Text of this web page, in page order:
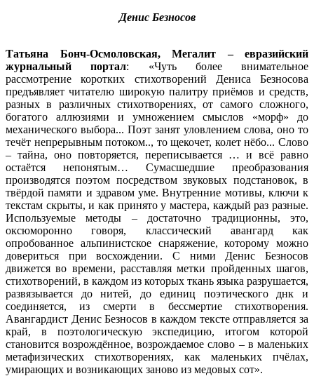
Денис Безносов
Татьяна Бонч-Осмоловская, Мегалит – евразийский
журнальный портал: «Чуть более внимательное
рассмотрение коротких стихотворений Дениса Безносова
предъявляет читателю широкую палитру приёмов и средств,
разных в различных стихотворениях, от самого сложного,
богатого аллюзиями и умножением смыслов «морф» до
механического выбора... Поэт занят уловлением слова, оно то
течёт непрерывным потоком.., то щекочет, колет нёбо... Слово
– тайна, оно повторяется, переписывается … и всё равно
остаётся непонятым… Сумасшедшие преобразования
производятся поэтом посредством звуковых подстановок, в
твёрдой памяти и здравом уме. Внутренние мотивы, ключи к
текстам скрыты, и как принято у мастера, каждый раз разные.
Используемые методы – достаточно традиционны, это,
оксюморонно говоря, классический авангард как
опробованное альпинистское снаряжение, которому можно
довериться при восхождении. С ними Денис Безносов
движется во времени, расставляя метки пройденных шагов,
стихотворений, в каждом из которых ткань языка разрушается,
развязывается до нитей, до единиц поэтического днк и
соединяется, из смерти в бессмертие стихотворения.
Авангардист Денис Безносов в каждом тексте отправляется за
край, в поэтологическую экспедицию, итогом которой
становится возрождённое, возрождаемое слово – в маленьких
метафизических стихотворениях, как маленьких пчёлах,
умирающих и возникающих заново из медовых сот».